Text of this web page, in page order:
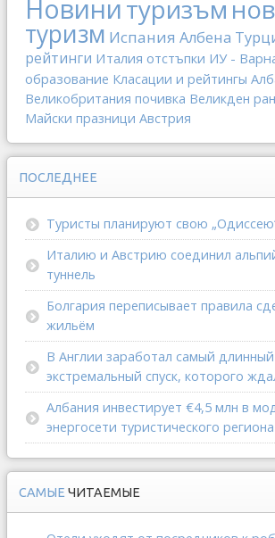
Новинитуризъм
туризм Испания Албена
рейтинги Италия отстъпки ИУ -
образование Класации и рейтингы
Великобритания почивка Великден
Майски празници Австрия
ПОСЛЕДНЕЕ
Туристы планируют свою
Италию и Австрию соединил
туннель
Болгария переписывает правила
жильём
В Англии заработал самый длинный
экстремальный спуск, которого
Албания инвестирует €4,5 млн в
энергосети туристического
САМЫЕ ЧИТАЕМЫЕ